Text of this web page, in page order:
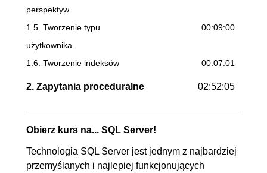
perspektyw
1.5. Tworzenie typu
użytkownika
00:09:00
1.6. Tworzenie indeksów 00:07:01
2. Zapytania proceduralne 02:52:05
proceduralne
2.3. Tworzenie funkcji
Obierz kurs na... SQL Server!
Technologia SQL Server jest jednym z najbardziej
przemyślanych i najlepiej funkcjonujących